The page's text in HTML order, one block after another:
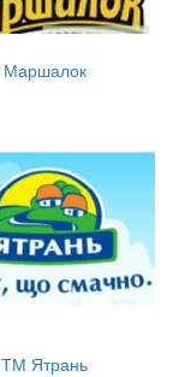
Маршалок
ТМ Ятрань